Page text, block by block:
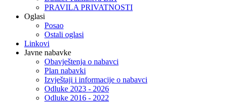
PRAVILA PRIVATNOSTI
Oglasi
Posao
Ostali oglasi
Linkovi
Javne nabavke
Obavještenja o nabavci
Plan nabavki
Izvještaji i informacije o nabavci
Odluke 2023 - 2026
Odluke 2016 - 2022